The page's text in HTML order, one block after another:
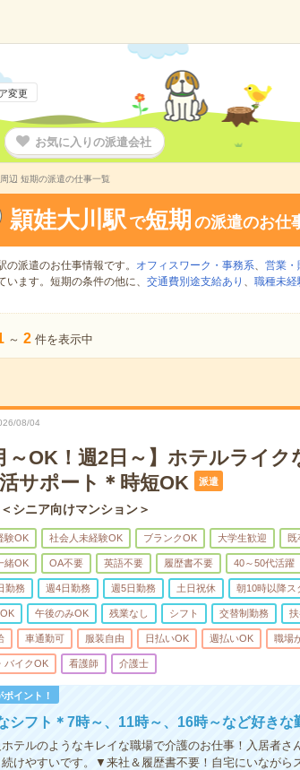
変更
お気に入りの派遣会社
辺 短期の派遣の仕事一覧
頴娃大川駅 で短期 の派遣のお仕
の派遣のお仕事情報です。 オフィスワーク・事務系、 営業・
います。短期の条件の他に、 交通費別途支給あり 、 職種未経
～ 2 件を表示中
08/04
～OK！週2日～】ホテルライ
サポート＊時短OK
派遣
＜シニア向けマンション＞
験OK 社会人未経験OK ブランクOK 大学生歓迎 既
緒OK OA不要 英語不要 履歴書不要 40～50代活躍
勤務 週4日勤務 週5日勤務 土日祝休 朝10時以降ス
午後のみOK 残業なし シフト 交替制勤務
車通勤可 服装自由 日払いOK 週払いOK 職場
バイクOK 看護師 介護士
ポイント！
シフト＊7時～、11時～、16時～など好きな
テルのようなキレイな職場で介護のお仕事！入居者さ
続けやすいです。▼来社＆履歴書不要！自宅にいながら